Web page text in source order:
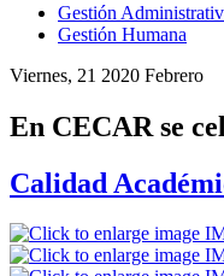
Gestión
Gestión Humana
Viernes, 21 2020 Febrero
En CECAR se
Calidad